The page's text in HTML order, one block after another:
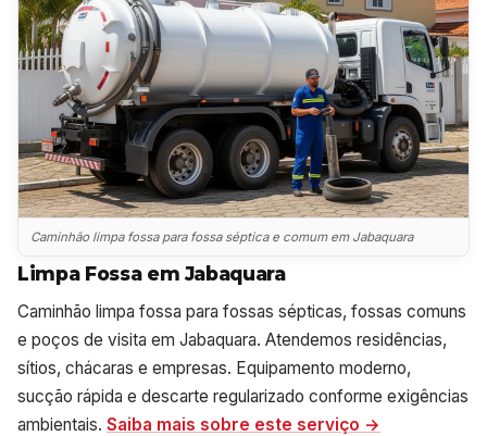
Caminhão limpa fossa para fossa séptica e comum em Jabaquara
Limpa Fossa em Jabaquara
Caminhão limpa fossa para fossas sépticas, fossas comuns
e poços de visita em Jabaquara. Atendemos residências,
sítios, chácaras e empresas. Equipamento moderno,
sucção rápida e descarte regularizado conforme exigências
ambientais. Saiba mais sobre este serviço →